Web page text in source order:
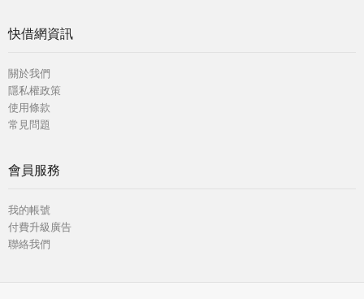
快借網資訊
關於我們
隱私權政策
使用條款
常見問題
會員服務
我的帳號
付費升級廣告
聯絡我們